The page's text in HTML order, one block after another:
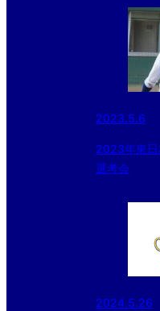
2023.5.6
2023年東日
選考会
2024.5.26